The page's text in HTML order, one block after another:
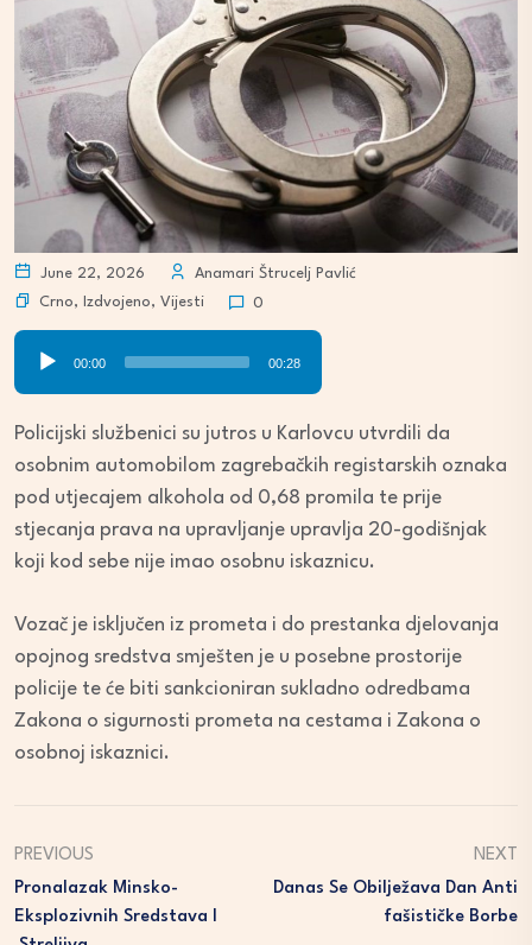
June 22, 2026
Anamari Štrucelj Pavlić
Crno, Izdvojeno, Vijesti 0
Audio
Player
00:00 00:28
Policijski službenici su jutros u Karlovcu utvrdili da
osobnim automobilom zagrebačkih registarskih oznaka
pod utjecajem alkohola od 0,68 promila te prije
stjecanja prava na upravljanje upravlja 20-godišnjak
koji kod sebe nije imao osobnu iskaznicu.
Vozač je isključen iz prometa i do prestanka djelovanja
opojnog sredstva smješten je u posebne prostorije
policije te će biti sankcioniran sukladno odredbama
Zakona o sigurnosti prometa na cestama i Zakona o
osobnoj iskaznici.
PREVIOUS
Pronalazak Minsko-
Eksplozivnih Sredstava I
NEXT
Danas Se Obilježava Dan Anti
Fašističke Borbe